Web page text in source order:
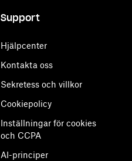
Support
Hjälpcenter
Kontakta oss
Sekretess och villkor
Cookiepolicy
Inställningar för cookies
och CCPA
AI-principer